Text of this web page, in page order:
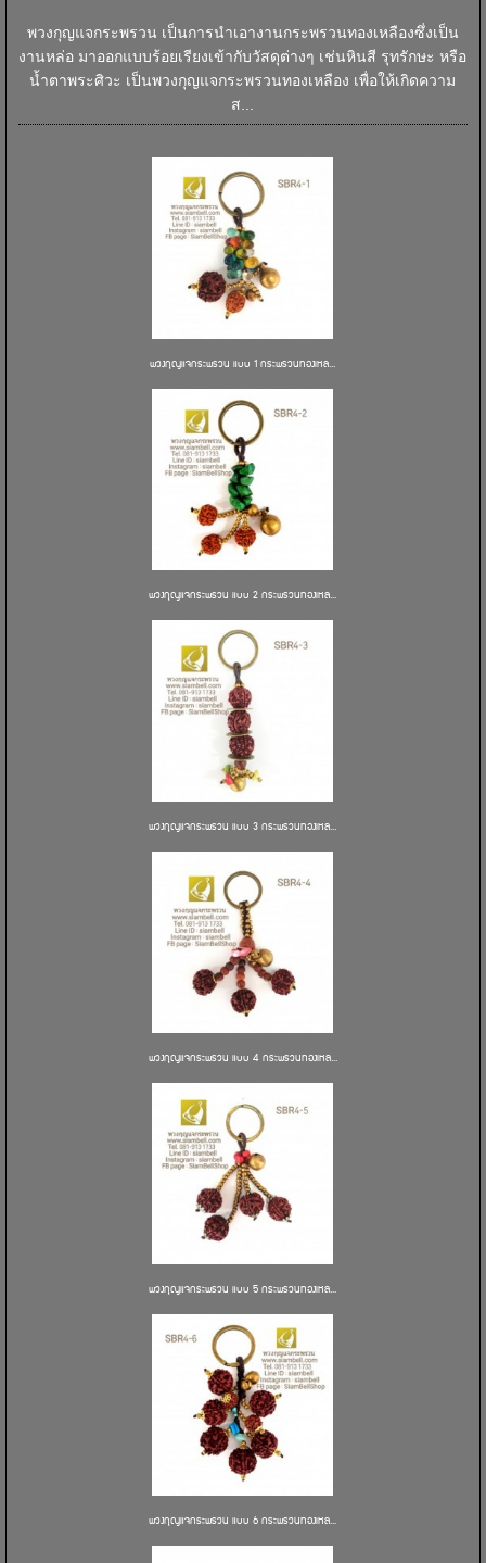
พวงกุญแจกระพรวน เป็นการนำเอางานกระพรวนทองเหลืองซึ่งเป็น
งานหล่อ มาออกแบบร้อยเรียงเข้ากับวัสดุต่างๆ เช่นหินสี รุทรักษะ หรือ
น้ำตาพระศิวะ เป็นพวงกุญแจกระพรวนทองเหลือง เพื่อให้เกิดความ
ส...
พวงกุญแจกระพรวน แบบ 1 กระพรวนทองเหล...
พวงกุญแจกระพรวน แบบ 2 กระพรวนทองเหล...
พวงกุญแจกระพรวน แบบ 3 กระพรวนทองเหล...
พวงกุญแจกระพรวน แบบ 4 กระพรวนทองเหล...
พวงกุญแจกระพรวน แบบ 5 กระพรวนทองเหล...
พวงกุญแจกระพรวน แบบ 6 กระพรวนทองเหล...